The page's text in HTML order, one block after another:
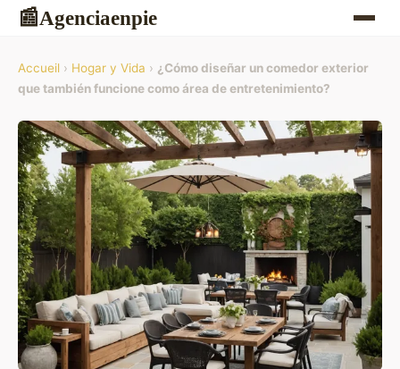
📰Agenciaenpie
Accueil › Hogar y Vida › ¿Cómo diseñar un comedor exterior
que también funcione como área de entretenimiento?